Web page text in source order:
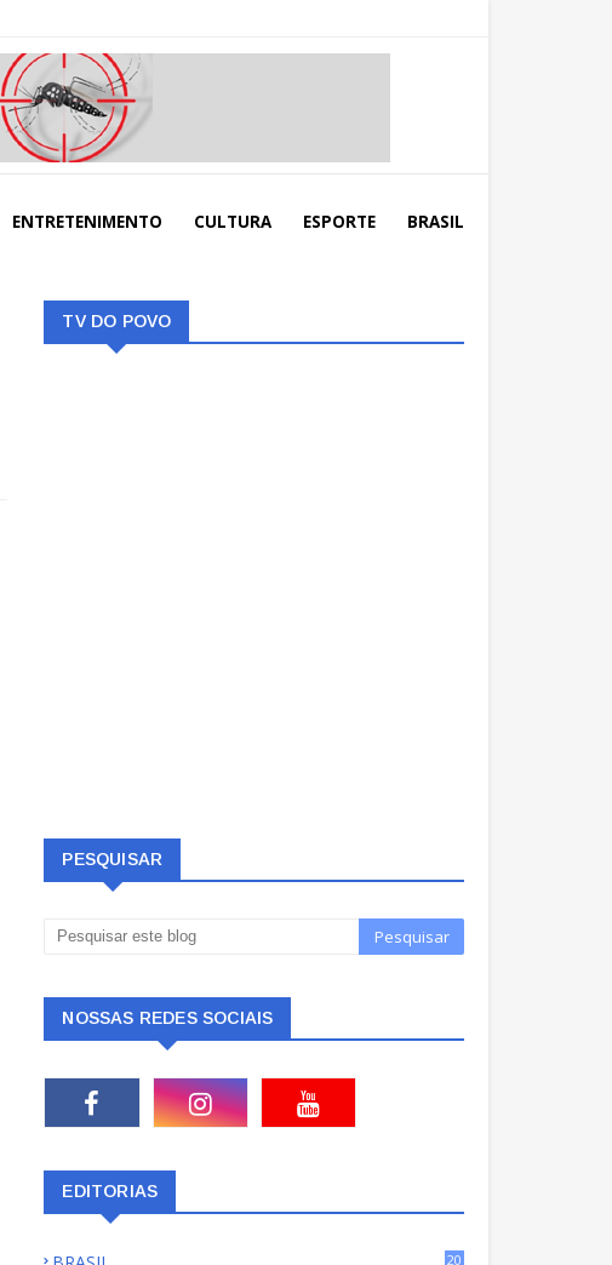
ENTRETENIMENTO CULTURA ESPORTE BRASIL
TV DO POVO
PESQUISAR
NOSSAS REDES SOCIAIS
EDITORIAS
20